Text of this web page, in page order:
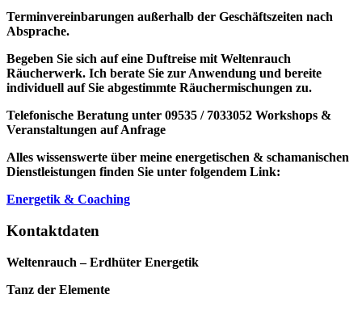
Terminvereinbarungen außerhalb der Geschäftszeiten nach
Absprache.
Begeben Sie sich auf eine Duftreise mit Weltenrauch
Räucherwerk. Ich berate Sie zur Anwendung und bereite
individuell auf Sie abgestimmte Räuchermischungen zu.
Telefonische Beratung unter 09535 / 7033052 Workshops &
Veranstaltungen auf Anfrage
Alles wissenswerte über meine energetischen & schamanischen
Dienstleistungen finden Sie unter folgendem Link:
Energetik & Coaching
Kontaktdaten
Weltenrauch – Erdhüter Energetik
Tanz der Elemente